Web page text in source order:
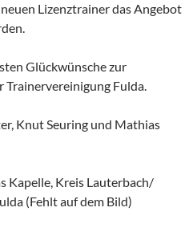
Lizenztrainer das Angebot
Glückwünsche zur
Trainervereinigung Fulda.
Knut Seuring und Mathias
Kapelle, Kreis Lauterbach/
(Fehlt auf dem Bild)